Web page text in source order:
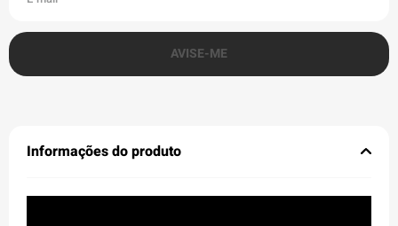
Informações do produto